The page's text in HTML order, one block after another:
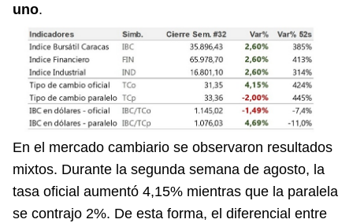
uno.
En el mercado cambiario se observaron resultados
mixtos. Durante la segunda semana de agosto, la
tasa oficial aumentó 4,15% mientras que la paralela
se contrajo 2%. De esta forma, el diferencial entre